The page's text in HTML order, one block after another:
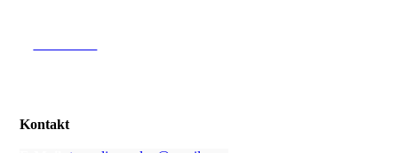
Kontakt